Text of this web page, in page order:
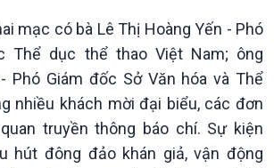
mạc có bà Lê Thị Hoàng Yến - Phó
Thể dục thể thao Việt Nam; ông
Phó Giám đốc Sở Văn hóa và Thể
nhiều khách mời đại biểu, các đơn
truyền thông báo chí. Sự kiện
hút đông đảo khán giả, vận động